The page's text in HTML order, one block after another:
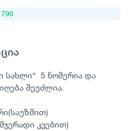
790
სახლი“ 5 ნომერია და
შეუძლია.
კვებით)